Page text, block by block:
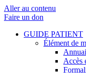
Aller au contenu
Faire un don
GUIDE PATIENT
Élément de
Accès